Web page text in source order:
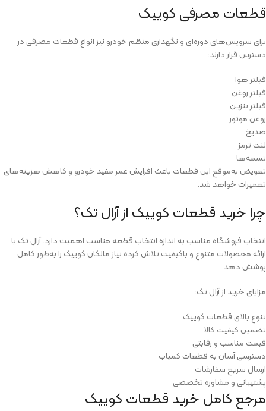
قطعات مصرفی کوییک
برای سرویس‌های دوره‌ای و نگهداری منظم خودرو نیز انواع قطعات مصرفی در
دسترس قرار دارند:
فیلتر هوا
فیلتر روغن
فیلتر بنزین
روغن موتور
ضدیخ
لنت ترمز
تسمه‌ها
تعویض به‌موقع این قطعات باعث افزایش عمر مفید خودرو و کاهش هزینه‌های
تعمیرات خواهد شد.
چرا خرید قطعات کوییک از آرال تک؟
انتخاب فروشگاه مناسب به اندازه انتخاب قطعه مناسب اهمیت دارد. آرال تک با
ارائه محصولات متنوع و باکیفیت تلاش کرده نیاز مالکان کوییک را به‌طور کامل
پوشش دهد.
مزایای خرید از آرال تک:
تنوع بالای قطعات کوییک
تضمین کیفیت کالا
قیمت مناسب و رقابتی
دسترسی آسان به قطعات کمیاب
ارسال سریع سفارشات
پشتیبانی و مشاوره تخصصی
مرجع کامل خرید قطعات کوییک